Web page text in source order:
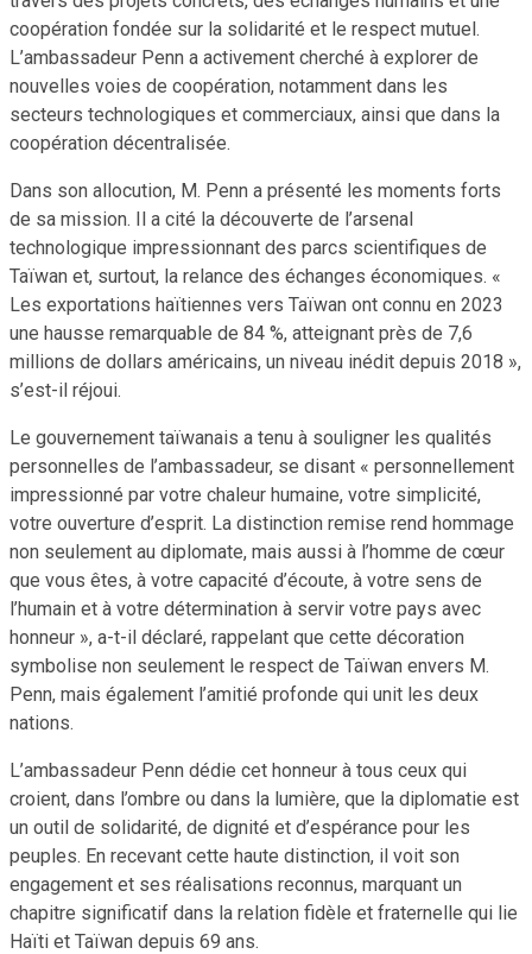
coopération fondée sur la solidarité et le respect mutuel.
L’ambassadeur Penn a activement cherché à explorer de
nouvelles voies de coopération, notamment dans les
secteurs technologiques et commerciaux, ainsi que dans la
coopération décentralisée.
Dans son allocution, M. Penn a présenté les moments forts
de sa mission. Il a cité la découverte de l’arsenal
technologique impressionnant des parcs scientifiques de
Taïwan et, surtout, la relance des échanges économiques. «
Les exportations haïtiennes vers Taïwan ont connu en 2023
une hausse remarquable de 84 %, atteignant près de 7,6
millions de dollars américains, un niveau inédit depuis 2018 »,
s’est-il réjoui.
Le gouvernement taïwanais a tenu à souligner les qualités
personnelles de l’ambassadeur, se disant « personnellement
impressionné par votre chaleur humaine, votre simplicité,
votre ouverture d’esprit. La distinction remise rend hommage
non seulement au diplomate, mais aussi à l’homme de cœur
que vous êtes, à votre capacité d’écoute, à votre sens de
l’humain et à votre détermination à servir votre pays avec
honneur », a-t-il déclaré, rappelant que cette décoration
symbolise non seulement le respect de Taïwan envers M.
Penn, mais également l’amitié profonde qui unit les deux
nations.
L’ambassadeur Penn dédie cet honneur à tous ceux qui
croient, dans l’ombre ou dans la lumière, que la diplomatie est
un outil de solidarité, de dignité et d’espérance pour les
peuples. En recevant cette haute distinction, il voit son
engagement et ses réalisations reconnus, marquant un
chapitre significatif dans la relation fidèle et fraternelle qui lie
Haïti et Taïwan depuis 69 ans.